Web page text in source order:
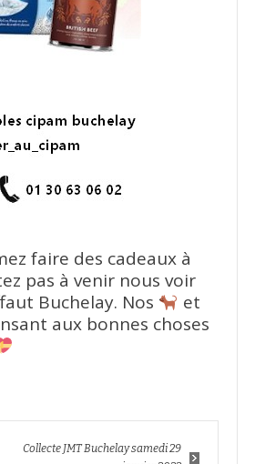
faire des cadeaux à
pas à venir nous voir
Buchelay. Nos
et
aux bonnes choses
Collecte JMT Buchelay samedi 29